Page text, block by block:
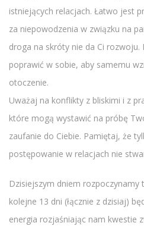
istniejących relacjach. Łatwo jest
za niepowodzenia w związku na
droga na skróty nie da Ci
poprawić w sobie, aby samemu
otoczenie.
Uważaj na konflikty z bliskimi i z
które mogą wystawić na próbę
zaufanie do Ciebie. Pamiętaj, że
postępowanie w relacjach nie
Dzisiejszym dniem rozpoczynamy
kolejne 13 dni (łącznie z dzisiaj)
energia rozjaśniając nam kwestie